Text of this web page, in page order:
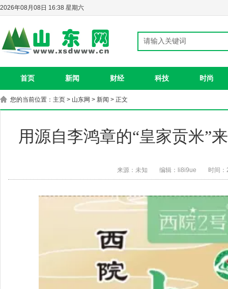
2026年08月08日 16:38 星期六
首页 新闻 财经 科技 时尚
您的当前位置： 主页 > 山东网 > 新闻 > 正文
用源自李鸿章的“皇家贡米”
来源：未知 编辑：li8i9ue 时间